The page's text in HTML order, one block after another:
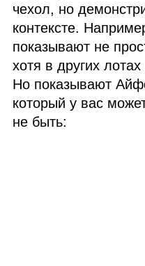
чехол, но
контексте.
показывают не
хотя в других
Но показывают
который у вас
не быть: